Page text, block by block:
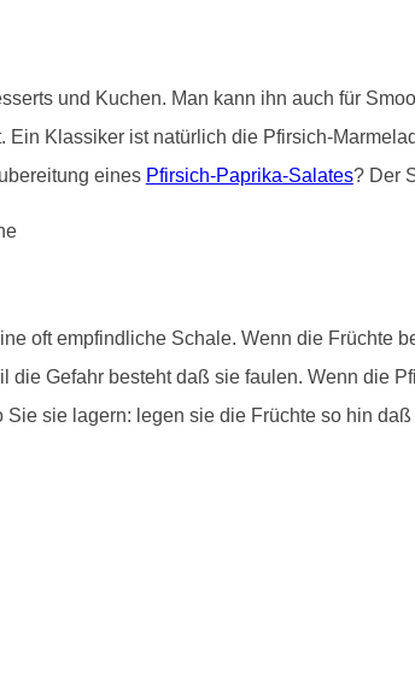
und Kuchen. Man kann ihn auch für
Ein Klassiker ist natürlich die Pfirsich-
eines Pfirsich-Paprika-Salates? Der
oft empfindliche Schale. Wenn die Früchte
Gefahr besteht daß sie faulen. Wenn die
sie lagern: legen sie die Früchte so hin